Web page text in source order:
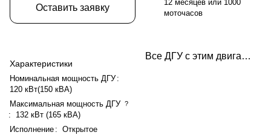
Оставить заявку
Характеристики
Номинальная мощность ДГУ :
120 кВт(150 кВА)
Максимальная мощность ДГУ ?
:
132 кВт (165 кВА)
Исполнение : Открытое
12 месяцев или 1000
моточасов
Все ДГУ с этим двигателем